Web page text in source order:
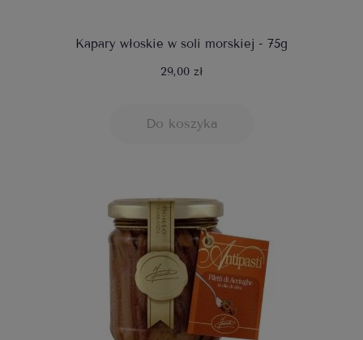
Kapary włoskie w soli morskiej - 75g
29,00 zł
Do koszyka